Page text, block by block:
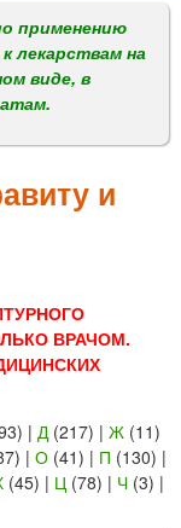
применению
лекарствам на
виде, в
и
ВРАЧОМ.
| Д (217) | Ж (11)
| О (41) | П (130) |
(45) | Ц (78) | Ч (3) |